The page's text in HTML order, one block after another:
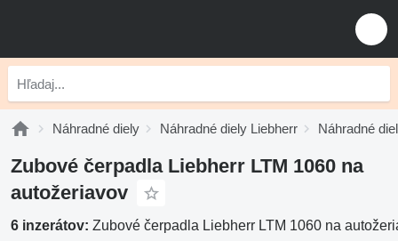
Náhradné diely Náhradné diely Liebherr Náhradné
Zubové čerpadla Liebherr LTM 1060 na
autožeriavov
6 inzerátov: Zubové čerpadla Liebherr LTM 1060 na